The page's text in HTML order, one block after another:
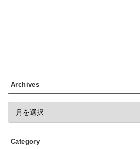
Archives
Category